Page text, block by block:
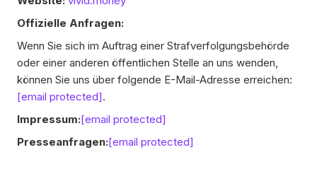
Offizielle Anfragen:
Wenn Sie sich im Auftrag einer Strafverfolgungsbehörde
oder einer anderen öffentlichen Stelle an uns wenden,
können Sie uns über folgende E-Mail-Adresse erreichen:
[email protected].
Impressum:[email protected]
Presseanfragen:[email protected]